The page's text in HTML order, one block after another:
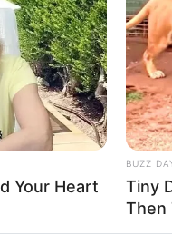
Your Heart
BUZZ
Tiny
Then